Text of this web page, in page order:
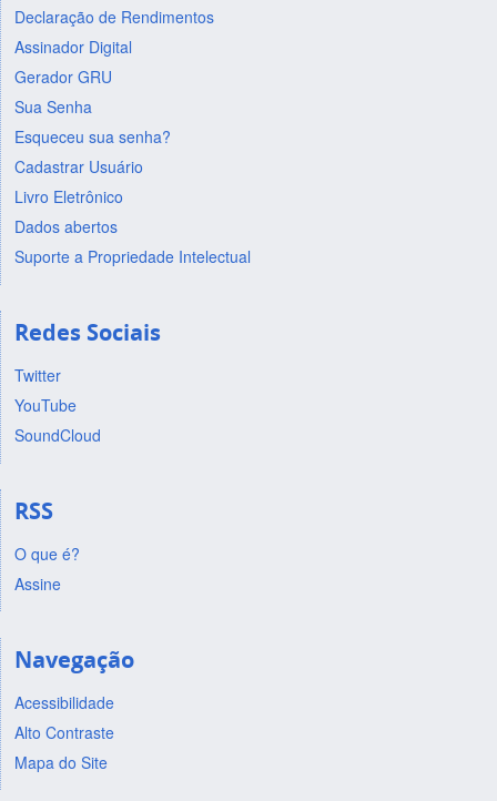
Declaração de Rendimentos
Assinador Digital
Gerador GRU
Sua Senha
Esqueceu sua senha?
Cadastrar Usuário
Livro Eletrônico
Dados abertos
Suporte a Propriedade Intelectual
Redes Sociais
Twitter
YouTube
SoundCloud
RSS
O que é?
Assine
Navegação
Acessibilidade
Alto Contraste
Mapa do Site